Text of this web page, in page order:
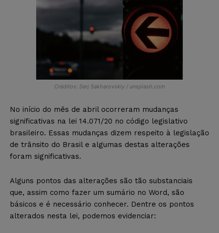
Créditos: Serj Sakharovskiy / unsplash.com
No início do mês de abril ocorreram mudanças
significativas na lei 14.071/20 no código legislativo
brasileiro. Essas mudanças dizem respeito à legislação
de trânsito do Brasil e algumas destas alterações
foram significativas.
Alguns pontos das alterações são tão substanciais
que, assim como fazer um sumário no Word, são
básicos e é necessário conhecer. Dentre os pontos
alterados nesta lei, podemos evidenciar: